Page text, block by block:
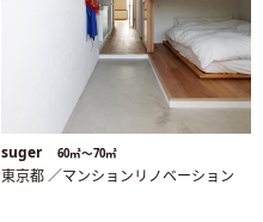
suger 60㎡〜70㎡
東京都 ／マンションリノベーション